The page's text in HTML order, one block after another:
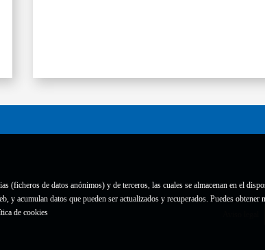
de datos anónimos) y de terceros, las cuales se almacenan en el
acumulan datos que pueden ser actualizados y recuperados. Puedes
de cookies